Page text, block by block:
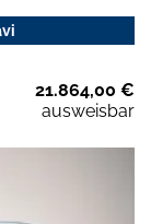
21.864,00 €
ausweisbar